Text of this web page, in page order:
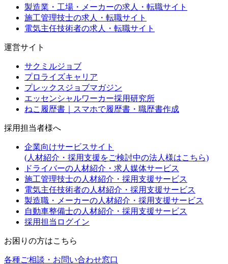
製造業・工場・メーカーの求人・転職サイト
施工管理技士の求人・転職サイト
電気主任技術者の求人・転職サイト
運営サイト
サクミルジョブ
プロライズキャリア
プレックスジョブマガジン
エッセンシャルワーカー採用研究所
ねこ履歴書｜スマホで履歴書・職歴書作成
採用担当者様へ
企業向けサービスサイト
(人材紹介・採用支援をご検討中の法人様はこちら)
ドライバーの人材紹介・求人媒体サービス
施工管理技士の人材紹介・採用支援サービス
電気主任技術者の人材紹介・採用支援サービス
製造職・メーカーの人材紹介・採用支援サービス
自動車整備士の人材紹介・採用支援サービス
採用担当ログイン
お困りの方はこちら
各種ご相談・お問い合わせ窓口